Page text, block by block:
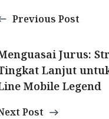
Previous Post
Jurus:
Lanjut
Mobile Legend
Post